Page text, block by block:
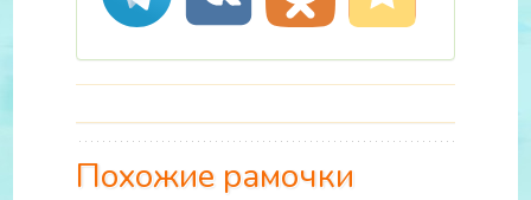
Похожие рамочки